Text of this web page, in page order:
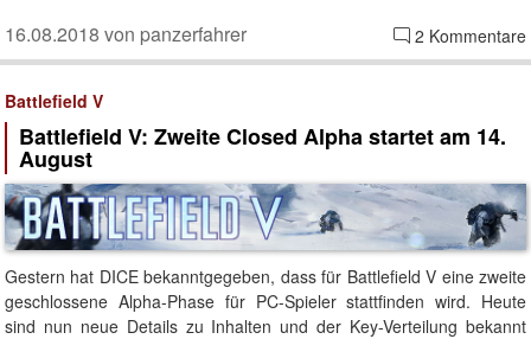
2 Kommentare
16.08.2018 von panzerfahrer
Battlefield V
Battlefield V: Zweite Closed Alpha startet am 14.
August
Gestern hat DICE bekanntgegeben, dass für Battlefield V eine zweite
geschlossene Alpha-Phase für PC-Spieler stattfinden wird. Heute
sind nun neue Details zu Inhalten und der Key-Verteilung bekannt